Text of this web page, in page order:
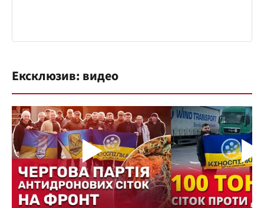
Ексклюзив: видео